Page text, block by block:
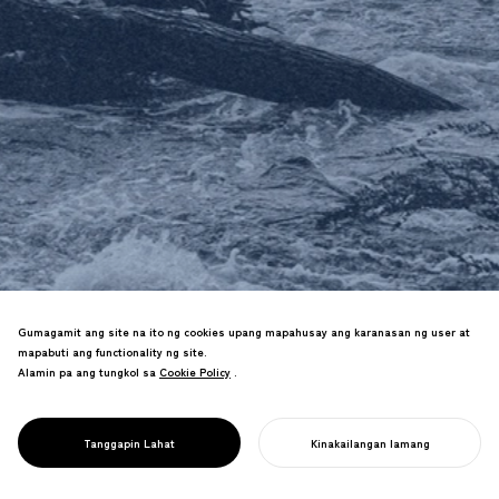
DESIGN FOR
RESILIENCE
ng mga natural na sakuna"—mula sa
produkto at disaster-adaptive na urban
SIMULAN ANG INYONG PROYEKTO
Gumagamit ang site na ito ng cookies upang mapahusay ang karanasan ng user at
mapabuti ang functionality ng site.
Alamin pa ang tungkol sa Cookie Policy
Cookie Policy .
Tanggapin Lahat Kinakailangan lamang